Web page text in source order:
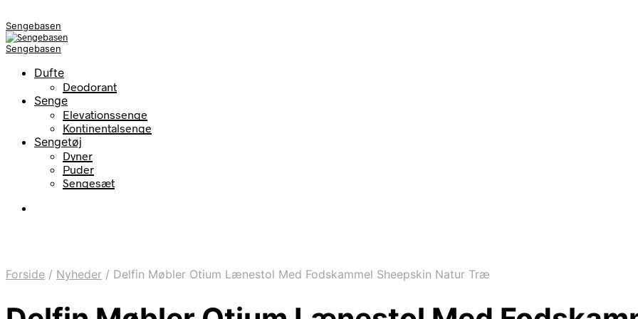
Sengebasen
Sengebasen
Dufte
Deodorant
Senge
Elevationssenge
Kontinentalsenge
Sengetøj
Dyner
Puder
Sengesæt
Forside / Nyheder / Delfin Møbler Otium Lænestol Med Fodskammel Sheepskin Natur Træ